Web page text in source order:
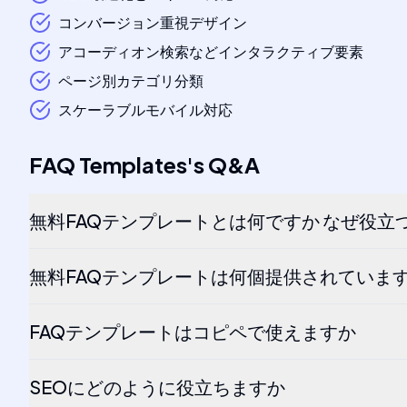
コンバージョン重視デザイン
アコーディオン検索などインタラクティブ要素
ページ別カテゴリ分類
スケーラブルモバイル対応
FAQ Templates'sQ&A
無料FAQテンプレートとは何ですか なぜ役立
無料FAQテンプレートは何個提供されていま
FAQテンプレートはコピペで使えますか
SEOにどのように役立ちますか